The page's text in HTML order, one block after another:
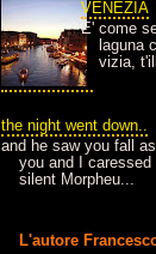
VENEZIA
E' come
laguna
vizia,
the night went down..
and he saw you fall
you and I caressed
silent Morpheu...
L'autore